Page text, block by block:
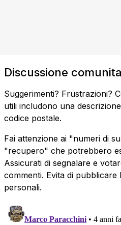
Discussione
Suggerimenti? Frustrazioni?
utili includono una
codice postale.
Fai attenzione ai "numeri di
"recupero" che potrebbero
Assicurati di segnalare e
commenti. Evita di
personali.